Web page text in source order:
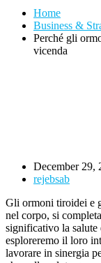
Home
Business &
Perché gli
vicenda
December 29,
rejebsab
Gli ormoni tiroidei e
nel corpo, si
significativo la salute
esploreremo il loro
lavorare in sinergia